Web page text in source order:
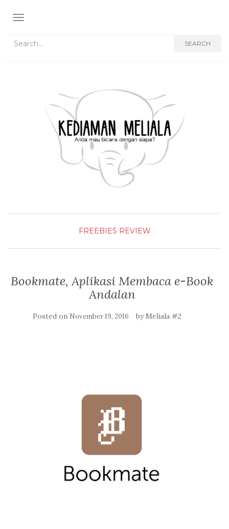
TOGGLE NAVIGATION
Search for: SEARCH
FREEBIES REVIEW
Bookmate, Aplikasi Membaca e-Book
Andalan
Posted on November 19, 2016 byMeliala #2